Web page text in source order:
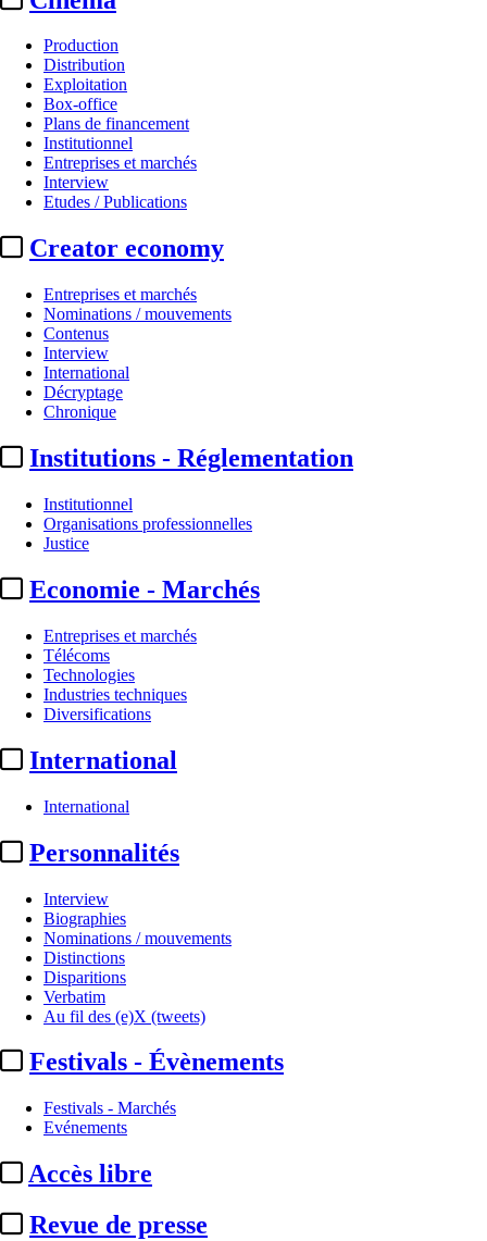
Production
Distribution
Exploitation
Box-office
Plans de financement
Institutionnel
Entreprises et marchés
Interview
Etudes / Publications
Creator economy
Entreprises et marchés
Nominations / mouvements
Contenus
Interview
International
Décryptage
Chronique
Institutions - Réglementation
Institutionnel
Organisations professionnelles
Justice
Economie - Marchés
Entreprises et marchés
Télécoms
Technologies
Industries techniques
Diversifications
International
International
Personnalités
Interview
Biographies
Nominations / mouvements
Distinctions
Disparitions
Verbatim
Au fil des (e)X (tweets)
Festivals - Évènements
Festivals - Marchés
Evénements
Accès libre
Revue de presse
Production